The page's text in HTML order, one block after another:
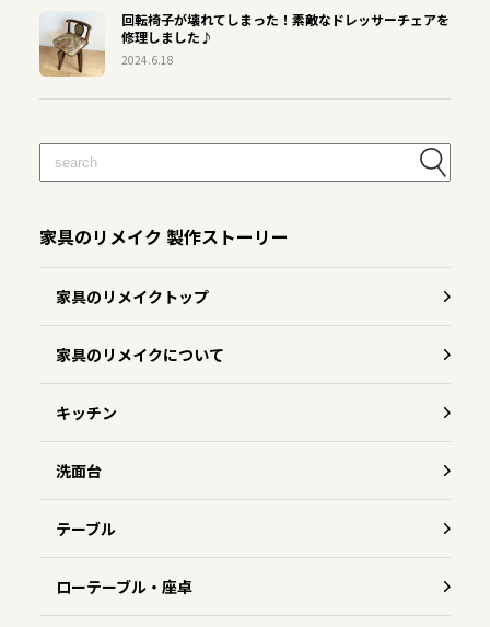
回転椅子が壊れてしまった！素敵なドレッサーチェアを
修理しました♪
2024.6.18
家具のリメイク 製作ストーリー
家具のリメイクトップ
家具のリメイクについて
キッチン
洗面台
テーブル
ローテーブル・座卓